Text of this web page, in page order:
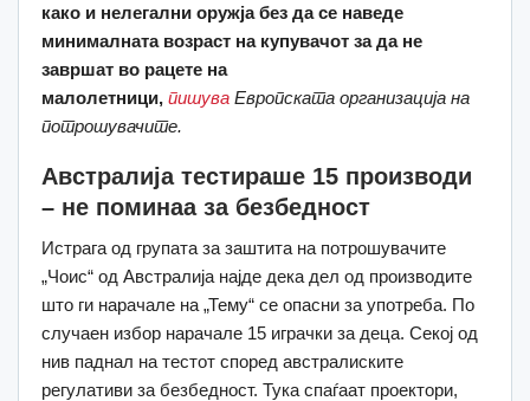
како и нелегални оружја без да се наведе
минималната возраст на купувачот за да не
завршат во рацете на
малолетници, пишува Европската организација на
потрошувачите.
Австралија тестираше 15 производи
– не поминаа за безбедност
Истрага од групата за заштита на потрошувачите
„Чоис“ од Австралија најде дека дел од производите
што ги нарачале на „Тему“ се опасни за употреба. По
случаен избор нарачале 15 играчки за деца. Секој од
нив паднал на тестот според австралиските
регулативи за безбедност. Тука спаѓаат проектори,